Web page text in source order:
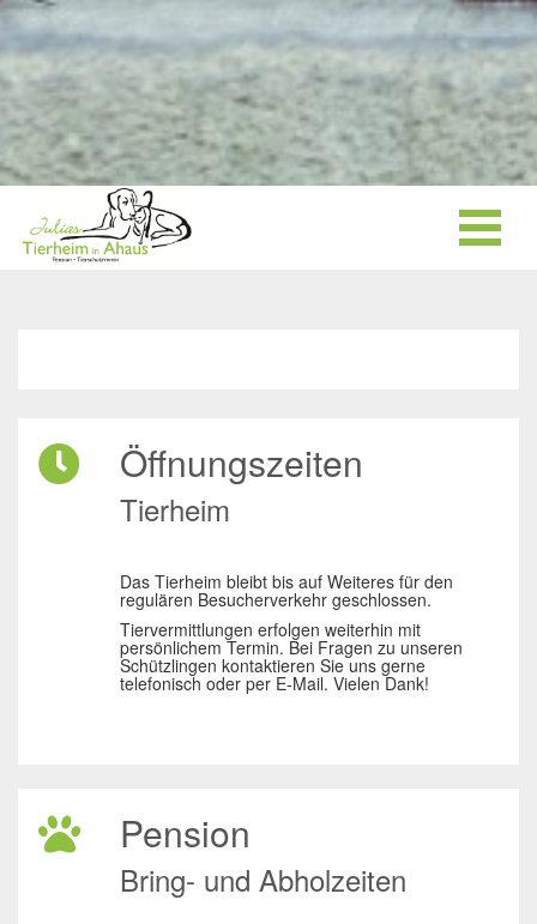
Öffnungszeiten
Tierheim
Das Tierheim bleibt bis auf Weiteres für den
regulären Besucherverkehr geschlossen.
Tiervermittlungen erfolgen weiterhin mit
persönlichem Termin. Bei Fragen zu unseren
Schützlingen kontaktieren Sie uns gerne
telefonisch oder per E-Mail. Vielen Dank!
Pension
Bring- und Abholzeiten